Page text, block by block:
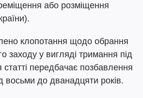
або розміщення
клопотання щодо обрання
заходу у вигляді тримання під
передбачає позбавлення
восьми до дванадцяти років.